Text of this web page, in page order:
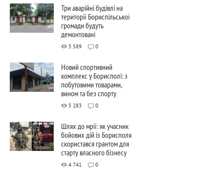
Три аварійні будівлі на
території Бориспільської
громади будуть
демонтовані
5 589 0
Новий спортивний
комплекс у Борисполі: з
побутовими товарами,
вином та без спорту
5 283 0
Шлях до мрії: як учасник
бойових дій із Борисполя
скористався грантом для
старту власного бізнесу
4 741 0